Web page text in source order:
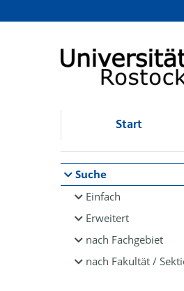
Browsen
direkt zum Inhalt
Start
Suche
Einfach
Erweitert
nach Fachgebiet
nach Fakultät /